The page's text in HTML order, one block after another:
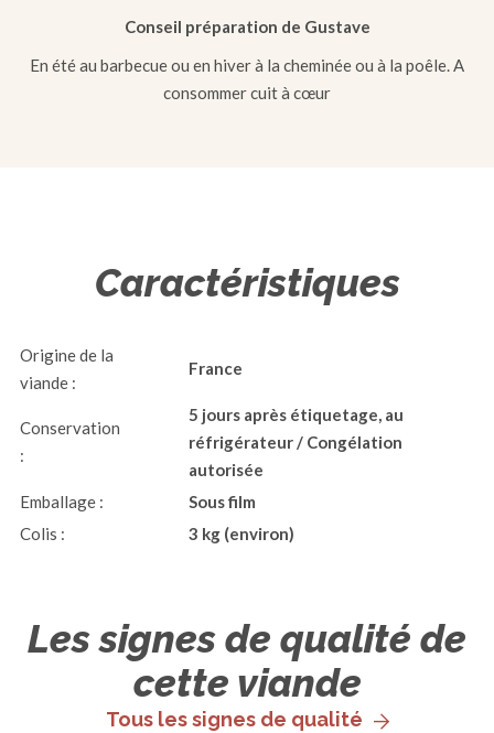
Conseil préparation de Gustave
En été au barbecue ou en hiver à la cheminée ou à la poêle. A
consommer cuit à cœur
Caractéristiques
Origine de la
viande :
France
Conservation
:
5 jours après étiquetage, au
réfrigérateur / Congélation
autorisée
Emballage :
Sous film
Colis :
3 kg (environ)
Les signes de qualité de
cette viande
Tous les signes de qualité